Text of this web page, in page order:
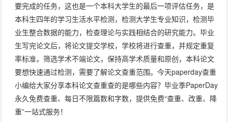
要完成的任务，这也是一个本科大学生的最后一项评估任务，是
本科生四年的学习生活水平检测，检测大学生专业知识，检测毕
业生整合数据的能力，检查理论与实践相结合的研究能力。毕业
生写完论文后，将论文提交学校，学校将进行查重，并规定重复
率标准，筛选学术不端论文，保持高学术质量和原创，本科论文
要想快速通过检测，需要了解论文查重范围。今天paperday查重
小编给大家分享本科论文查重查的是哪些内容？毕业季PaperDay
永久免费查重、每日不限篇数和字数，提供免费“查重、改重、降
重”一站式服务！